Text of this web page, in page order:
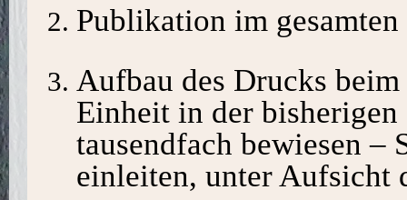
Publikation im
Aufbau des Drucks
Einheit in der
tausendfach bewiesen –
einleiten, unter Aufsicht